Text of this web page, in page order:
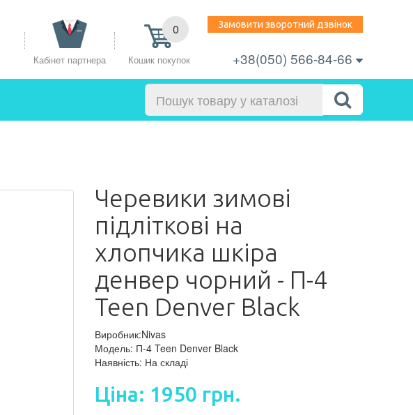
Замовити зворотний дзвінок
Кабінет партнера
0
Кошик покупок +38(050) 566-84-66
Черевики зимові
підліткові на
хлопчика шкіра
денвер чорний - П-4
Teen Denver Black
Виробник:Nivas
Модель: П-4 Teen Denver Black
Наявність: На складі
Ціна: 1950 грн.